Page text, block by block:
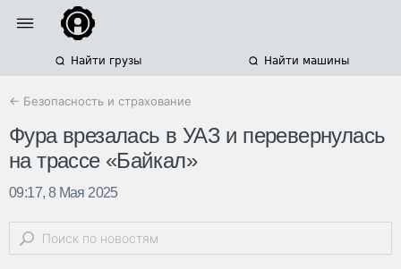
Найти грузы Найти машины
← Безопасность и страхование
Фура врезалась в УАЗ и перевернулась
на трассе «Байкал»
09:17, 8 Мая 2025